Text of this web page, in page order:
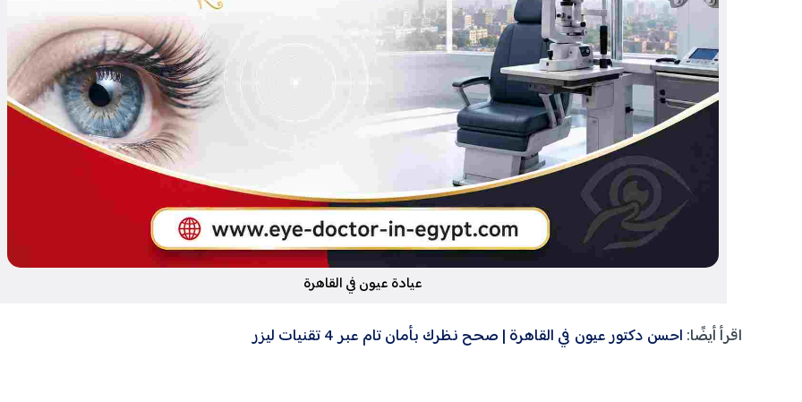
عيادة عيون في القاهرة
اقرأ أيضًا: احسن دكتور عيون في القاهرة | صحح نظرك بأمان تام عبر 4 تقنيات ليزر